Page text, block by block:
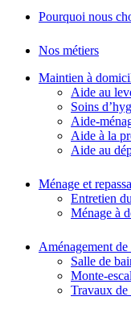
Pourquoi nous
Nos métiers
Maintien à
Aide au
Soins
Aide-
Aide à la
Aide au
Ménage et
Entretien
Ménage à
Aménagement de
Salle de
Monte-
Travaux